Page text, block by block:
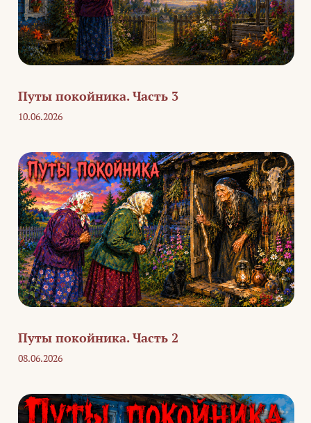
Путы покойника. Часть 3
10.06.2026
Путы покойника. Часть 2
08.06.2026